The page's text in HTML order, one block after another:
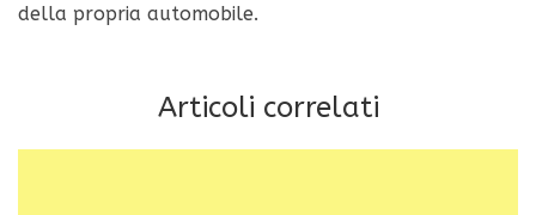
della propria automobile.
Articoli correlati